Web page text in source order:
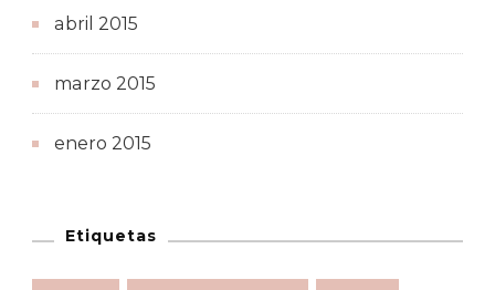
abril 2015
marzo 2015
enero 2015
Etiquetas